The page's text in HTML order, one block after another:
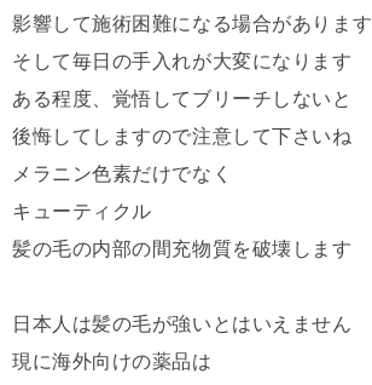
影響して施術困難になる場合があります
そして毎日の手入れが大変になります
ある程度、覚悟してブリーチしないと
後悔してしますので注意して下さいね
メラニン色素だけでなく
キューティクル
髪の毛の内部の間充物質を破壊します
日本人は髪の毛が強いとはいえません
現に海外向けの薬品は